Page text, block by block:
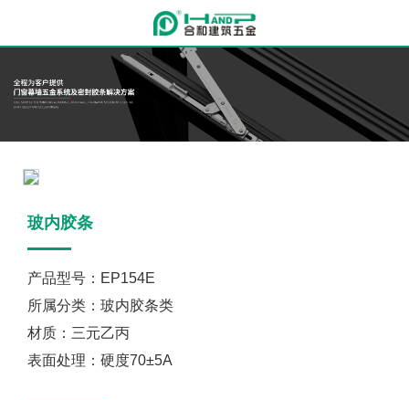
玻内胶条
产品型号：EP154E
所属分类：玻内胶条类
材质：三元乙丙
表面处理：硬度70±5A